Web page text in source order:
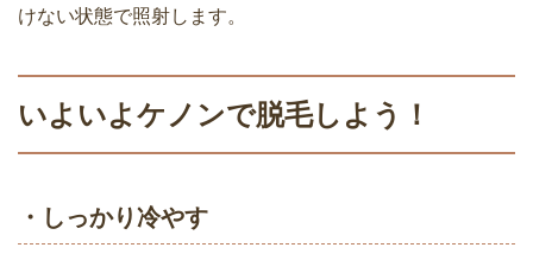
てみて思ったこと
私がケノン（家庭用脱毛器）で脱毛しよ
家庭用脱毛器ケノンでヒゲ脱毛の効果を
リッジは何を使う？
の？脱毛できる部分・箇所
けない状態で照射します。
いよいよケノンで脱毛しよう！
・しっかり冷やす